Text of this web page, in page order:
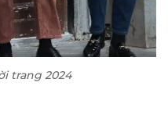
trang 2024